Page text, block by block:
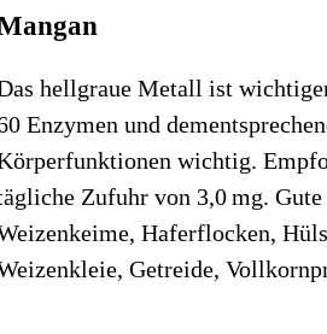
hellgraue Metall ist
Enzymen und
wichtig.
Zufuhr von 3,0 mg.
Haferflocken,
Getreide,